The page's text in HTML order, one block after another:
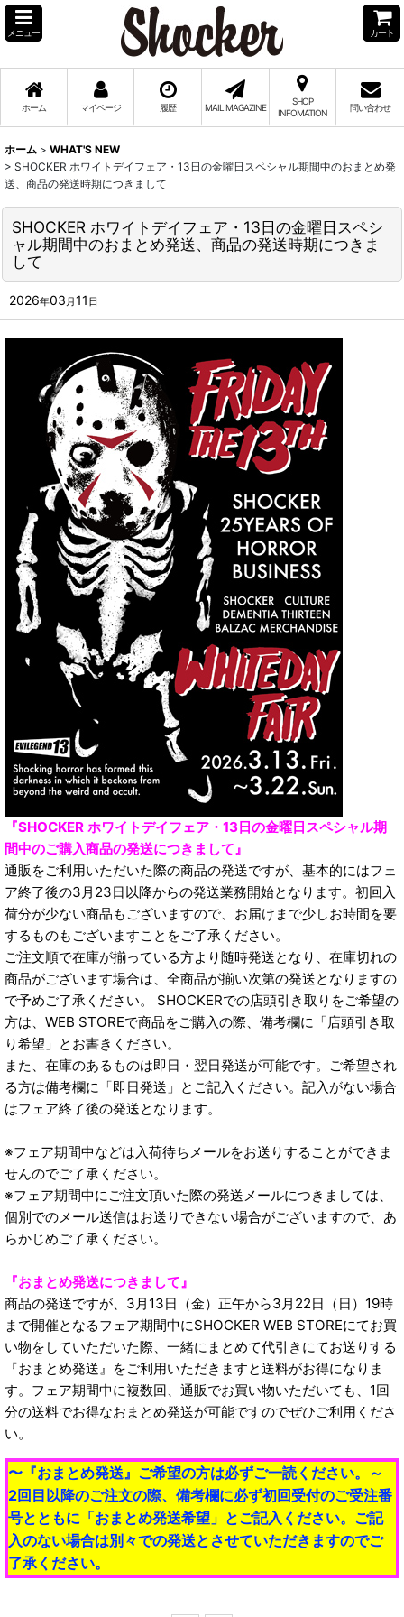
メニュー カート
ホーム マイページ 履歴 MAIL MAGAZINE
SHOP
INFOMATION
問い合わせ
ホーム > WHAT'S NEW
> SHOCKER ホワイトデイフェア・13日の金曜日スペシャル期間中のおまとめ発
送、商品の発送時期につきまして
SHOCKER ホワイトデイフェア・13日の金曜日スペシ
ャル期間中のおまとめ発送、商品の発送時期につきま
して
2026年03 月11 日
『SHOCKER ホワイトデイフェア・13日の金曜日スペシャル期
間中のご購入商品の発送につきまして』
通販をご利用いただいた際の商品の発送ですが、基本的にはフェ
ア終了後の3月23日以降からの発送業務開始となります。初回入
荷分が少ない商品もございますので、お届けまで少しお時間を要
するものもございますことをご了承ください。
ご注文順で在庫が揃っている方より随時発送となり、在庫切れの
商品がございます場合は、全商品が揃い次第の発送となりますの
で予めご了承ください。 SHOCKERでの店頭引き取りをご希望の
方は、WEB STOREで商品をご購入の際、備考欄に「店頭引き取
り希望」とお書きください。
また、在庫のあるものは即日・翌日発送が可能です。ご希望され
る方は備考欄に「即日発送」とご記入ください。記入がない場合
はフェア終了後の発送となります。
※フェア期間中などは入荷待ちメールをお送りすることができま
せんのでご了承ください。
※フェア期間中にご注文頂いた際の発送メールにつきましては、
個別でのメール送信はお送りできない場合がございますので、あ
らかじめご了承ください。
『おまとめ発送につきまして』
商品の発送ですが、3月13日（金）正午から3月22日（日）19時
まで開催となるフェア期間中にSHOCKER WEB STOREにてお買
い物をしていただいた際、一緒にまとめて代引きにてお送りする
『おまとめ発送』をご利用いただきますと送料がお得になりま
す。フェア期間中に複数回、通販でお買い物いただいても、1回
分の送料でお得なおまとめ発送が可能ですのでぜひご利用くださ
い。
〜『おまとめ発送』ご希望の方は必ずご一読ください。～
2回目以降のご注文の際、備考欄に必ず初回受付のご受注番
号とともに「おまとめ発送希望」とご記入ください。ご記
入のない場合は別々での発送とさせていただきますのでご
了承ください。